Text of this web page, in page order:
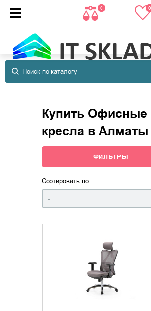
0 0
Купить Офисные
кресла в Алматы
ФИЛЬТРЫ
Сортировать по:
-
ДОБАВИТЬ В КОРЗИНУ
КУПИТЬ В 1 КЛИК